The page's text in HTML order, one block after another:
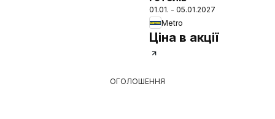
01.01. - 05.01.2027
Metro
Ціна в акції
ОГОЛОШЕННЯ